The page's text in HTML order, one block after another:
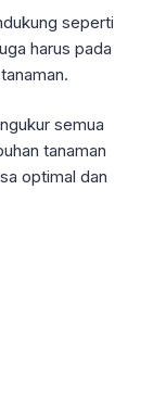
seperti
harus pada
semua
tanaman
optimal dan